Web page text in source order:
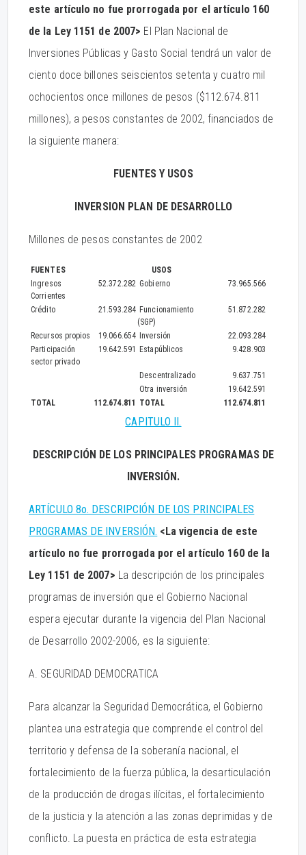
este artículo no fue prorrogada por el artículo 160
de la Ley 1151 de 2007> El Plan Nacional de
Inversiones Públicas y Gasto Social tendrá un valor de
ciento doce billones seiscientos setenta y cuatro mil
ochocientos once millones de pesos ($112.674.811
millones), a pesos constantes de 2002, financiados de
la siguiente manera:
FUENTES Y USOS
INVERSION PLAN DE DESARROLLO
Millones de pesos constantes de 2002
FUENTES
USOS
Ingresos
Corrientes
52.372.282 Gobierno 73.965.566
Crédito 21.593.284 Funcionamiento
(SGP)
51.872.282
Recursos propios 19.066.654 Inversión
22.093.284
Participación
sector privado
19.642.591 Estapúblicos 9.428.903
Descentralizado
9.637.751
Otra inversión
19.642.591
TOTAL
112.674.811 TOTAL 112.674.811
CAPITULO II.
DESCRIPCIÓN DE LOS PRINCIPALES PROGRAMAS DE
INVERSIÓN.
ARTÍCULO 8o. DESCRIPCIÓN DE LOS PRINCIPALES
PROGRAMAS DE INVERSIÓN. <La vigencia de este
artículo no fue prorrogada por el artículo 160 de la
Ley 1151 de 2007> La descripción de los principales
programas de inversión que el Gobierno Nacional
espera ejecutar durante la vigencia del Plan Nacional
de Desarrollo 2002-2006, es la siguiente:
A. SEGURIDAD DEMOCRATICA
Para alcanzar la Seguridad Democrática, el Gobierno
plantea una estrategia que comprende el control del
territorio y defensa de la soberanía nacional, el
fortalecimiento de la fuerza pública, la desarticulación
de la producción de drogas ilícitas, el fortalecimiento
de la justicia y la atención a las zonas deprimidas y de
conflicto. La puesta en práctica de esta estrategia